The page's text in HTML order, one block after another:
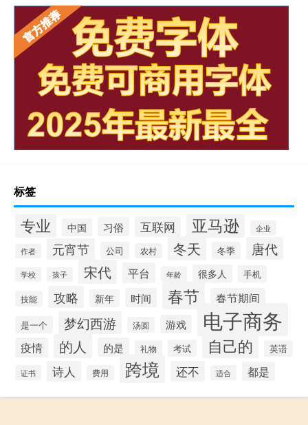
标签
专业 中国 习俗 互联网 亚马逊 企业
作者 元宵节 公司 农村 冬天 冬季 唐代
学校 孩子 宋代 平台 年龄 很多人 手机
技能 攻略 新年 时间 春节 春节期间
是一个 梦幻西游 汤圆 游戏 电子商务
疫情 的人 的是 礼物 考试 自己的 英语
证书 诗人 费用 跨境 还不 适合 都是